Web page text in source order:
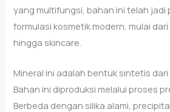
yang multifungsi, bahan ini telah jadi
formulasi kosmetik modern, mulai
hingga skincare.
Mineral ini adalah bentuk sintetis dari
Bahan ini diproduksi melalui proses
Berbeda dengan silika alami,